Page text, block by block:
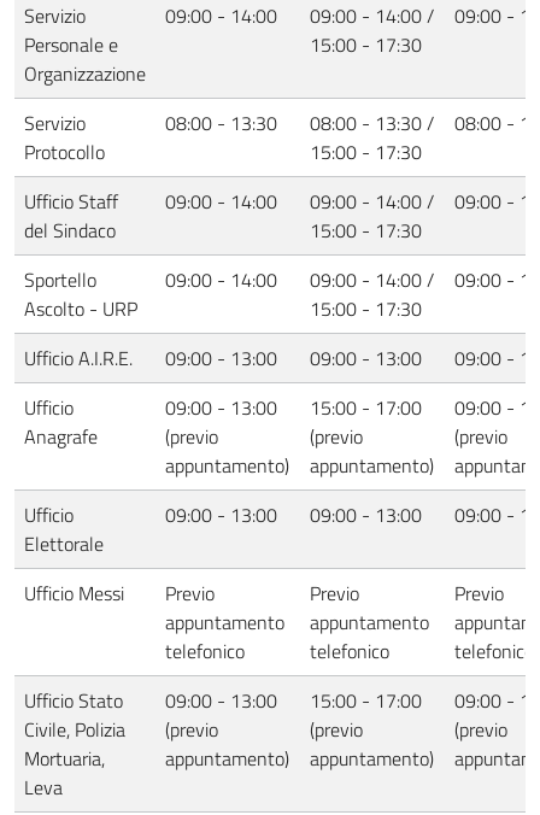
Servizio
Personale e
Organizzazione
09:00 - 14:00
09:00 - 14:00 /
15:00 - 17:30
09:00 -
Servizio
Protocollo
08:00 - 13:30
08:00 - 13:30 /
15:00 - 17:30
08:00 -
Ufficio Staff
del Sindaco
09:00 - 14:00
09:00 - 14:00 /
15:00 - 17:30
09:00 -
Sportello
Ascolto - URP
09:00 - 14:00
09:00 - 14:00 /
15:00 - 17:30
09:00 -
Ufficio A.I.R.E. 09:00 - 13:00 09:00 - 13:00
09:00 -
Ufficio
Anagrafe
09:00 - 13:00
(previo
appuntamento)
15:00 - 17:00
(previo
appuntamento)
09:00 -
(previo
Ufficio
Elettorale
09:00 - 13:00 09:00 - 13:00 09:00 -
Ufficio Messi
Previo
appuntamento
telefonico
Previo
appuntamento
telefonico
Previo
telefonico
Ufficio Stato
Civile, Polizia
Mortuaria,
Leva
09:00 - 13:00
(previo
appuntamento)
15:00 - 17:00
(previo
appuntamento)
09:00 -
(previo